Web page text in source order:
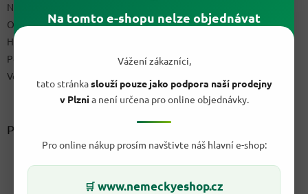
Na tomto e-shopu nelze objednávat
Vážení zákazníci,
tato stránkaslouží pouze jako podpora naší prodejny
v Plznia není určena pro online objednávky.
Pro online nákup prosím navštivte náš hlavní e-shop:
🛒 www.nemeckyeshop.cz
Napište nám
Ochrana osobních údajů GDPR
Hodnocení obchodu
Podmínky uplatnění práv z vadného plnění a reklamační řád
Velkoobchod
Přijímáme online platby